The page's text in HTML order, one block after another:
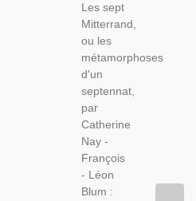
1988 -
Politique,
Socialistes,
Les sept
Mitterrand,
ou les
métamorphoses
d'un
septennat,
par
Catherine
Nay -
François
- Léon
Blum :